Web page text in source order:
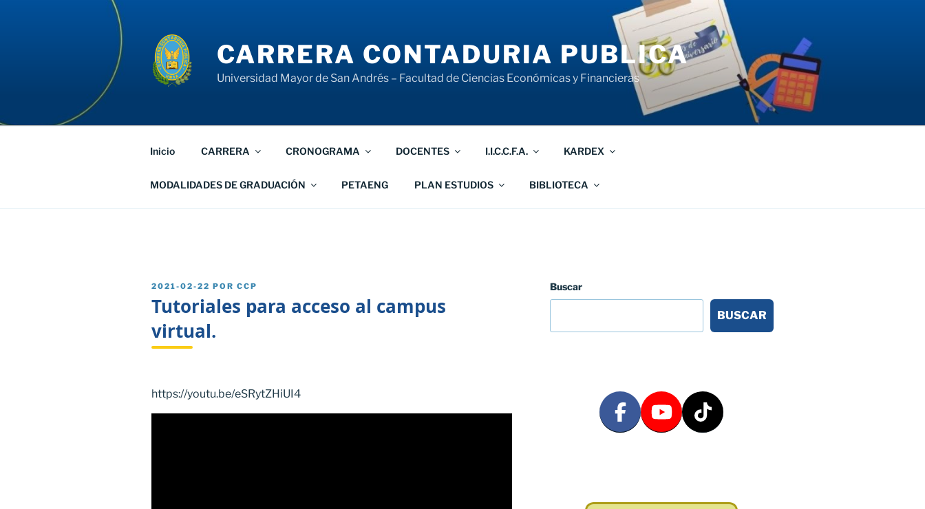
CARRERA CONTADURIA PUBLICA
Universidad Mayor de San Andrés – Facultad de Ciencias Económicas y Financieras
Inicio CARRERA CRONOGRAMA DOCENTES I.I.C.C.F.A. KARDEX
MODALIDADES DE GRADUACIÓN PETAENG PLAN ESTUDIOS BIBLIOTECA
PUBLICADO
2021-02-22 POR CCP
Tutoriales para acceso al campus
virtual.
https://youtu.be/eSRytZHiUI4
Buscar
BUSCAR